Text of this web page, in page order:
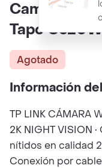
Camara Ip
Tapo
Agotado
Información
TP LINK CÁMARA
2K NIGHT VISION
nítidos en calidad
Conexión por